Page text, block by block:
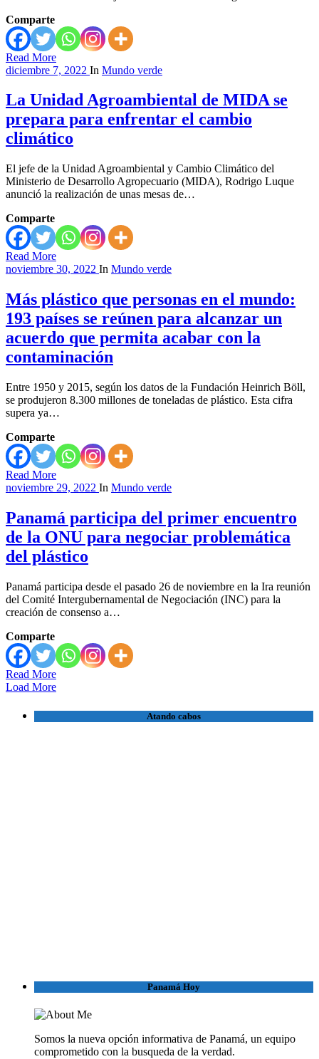
Comparte
Read More
diciembre 7, 2022 In Mundo verde
La Unidad Agroambiental de MIDA se
prepara para enfrentar el cambio
climático
El jefe de la Unidad Agroambiental y Cambio Climático del
Ministerio de Desarrollo Agropecuario (MIDA), Rodrigo Luque
anunció la realización de unas mesas de…
Comparte
Read More
noviembre 30, 2022 In Mundo verde
Más plástico que personas en el mundo:
193 países se reúnen para alcanzar un
acuerdo que permita acabar con la
contaminación
Entre 1950 y 2015, según los datos de la Fundación Heinrich Böll,
se produjeron 8.300 millones de toneladas de plástico. Esta cifra
supera ya…
Comparte
Read More
noviembre 29, 2022 In Mundo verde
Panamá participa del primer encuentro
de la ONU para negociar problemática
del plástico
Panamá participa desde el pasado 26 de noviembre en la Ira reunión
del Comité Intergubernamental de Negociación (INC) para la
creación de consenso a…
Comparte
Read More
Load More
Atando cabos
Panamá Hoy
Somos la nueva opción informativa de Panamá, un equipo
comprometido con la busqueda de la verdad.